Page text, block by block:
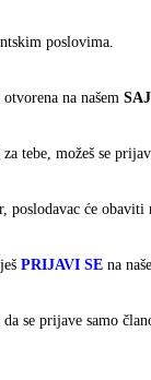
poslovima.
na našem
tebe, možeš se
će
PRIJAVI SE na
se prijave samo